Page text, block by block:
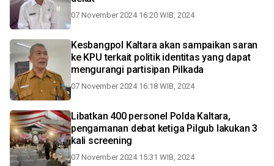
07 November 2024 16:20 WIB, 2024
Kesbangpol Kaltara akan sampaikan saran
ke KPU terkait politik identitas yang dapat
mengurangi partisipan Pilkada
07 November 2024 16:18 WIB, 2024
Libatkan 400 personel Polda Kaltara,
pengamanan debat ketiga Pilgub lakukan 3
kali screening
07 November 2024 15:31 WIB, 2024